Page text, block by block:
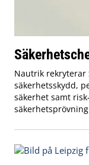
Nautrik rekryterar
säkerhetsskydd,
säkerhet samt